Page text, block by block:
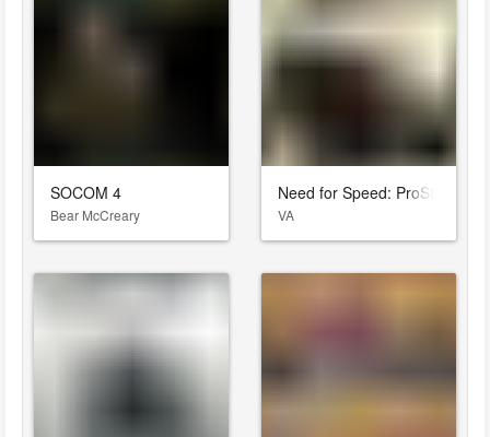
SOCOM 4
Bear McCreary
Need for Speed: ProStreet
VA